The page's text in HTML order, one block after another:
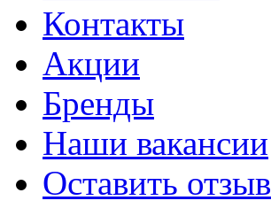
Контакты
Акции
Бренды
Наши вакансии
Оставить отзыв